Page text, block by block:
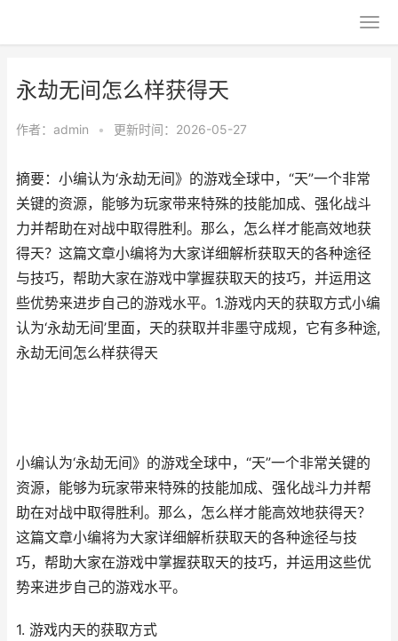
永劫无间怎么样获得天
作者： admin • 更新时间：2026-05-27
摘要：小编认为‘永劫无间》的游戏全球中，“天”一个非常
关键的资源，能够为玩家带来特殊的技能加成、强化战斗
力并帮助在对战中取得胜利。那么，怎么样才能高效地获
得天？这篇文章小编将为大家详细解析获取天的各种途径
与技巧，帮助大家在游戏中掌握获取天的技巧，并运用这
些优势来进步自己的游戏水平。1.游戏内天的获取方式小编
认为‘永劫无间’里面，天的获取并非墨守成规，它有多种途,
永劫无间怎么样获得天
小编认为‘永劫无间》的游戏全球中，“天”一个非常关键的
资源，能够为玩家带来特殊的技能加成、强化战斗力并帮
助在对战中取得胜利。那么，怎么样才能高效地获得天？
这篇文章小编将为大家详细解析获取天的各种途径与技
巧，帮助大家在游戏中掌握获取天的技巧，并运用这些优
势来进步自己的游戏水平。
1. 游戏内天的获取方式